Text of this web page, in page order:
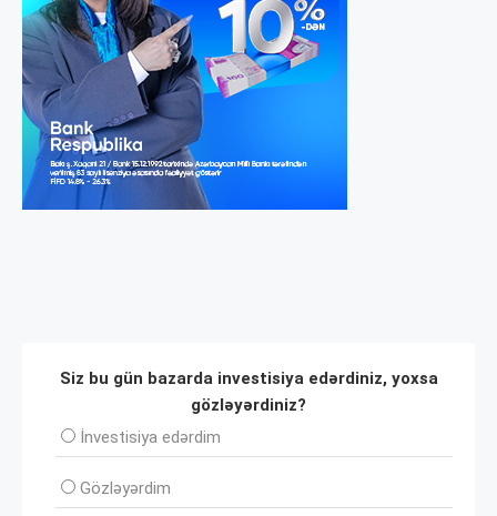
Siz bu gün bazarda investisiya edərdiniz, yoxsa
gözləyərdiniz?
İnvеstisiya edərdim
Gözləyərdim